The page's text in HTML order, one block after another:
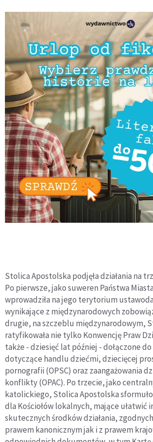
Stolica Apostolska podjęła działania na
Po pierwsze, jako suweren Państwa
wprowadziła na jego terytorium
wynikające z międzynarodowych
drugie, na szczeblu międzynarodowym,
ratyfikowała nie tylko Konwencję Praw
także - dziesięć lat później - dołączone
dotyczące handlu dziećmi, dziecięcej
pornografii (OPSC) oraz zaangażowania
konflikty (OPAC). Po trzecie, jako
katolickiego, Stolica Apostolska
dla Kościołów lokalnych, mające ułatwić
skutecznych środków działania,
prawem kanonicznym jak i z prawem